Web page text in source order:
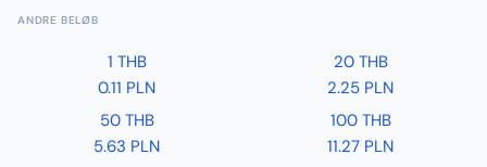
ANDRE BELØB
1 THB
0.11 PLN
20 THB
2.25 PLN
50 THB
5.63 PLN
100 THB
11.27 PLN